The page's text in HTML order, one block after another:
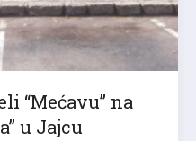
“Mećavu” na
u Jajcu